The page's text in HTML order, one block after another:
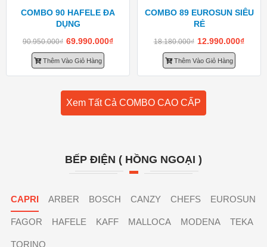
COMBO 90 HAFELE ĐA
DỤNG
90.950.000₫ 69.990.000₫
Thêm Vào Giỏ Hàng
COMBO 89 EUROSUN SIÊU
RẺ
18.180.000₫ 12.990.000₫
Thêm Vào Giỏ Hàng
Xem Tất Cả COMBO CAO CẤP
BẾP ĐIỆN ( HỒNG NGOẠI )
CAPRI ARBER BOSCH CANZY CHEFS EUROSUN
FAGOR HAFELE KAFF MALLOCA MODENA TEKA
TORINO